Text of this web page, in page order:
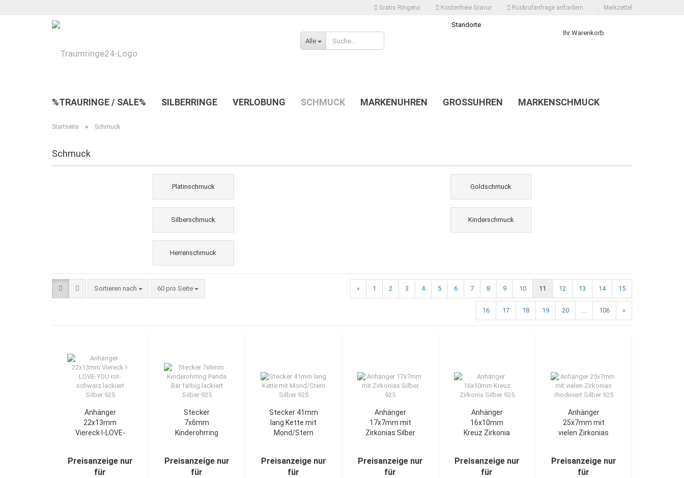
Gratis Ringetui Kostenfreie Gravur Rückrufanfrage anfordern Merkzettel
Alle
Standorte
Ihr Warenkorb
%TRAURINGE / SALE% SILBERRINGE VERLOBUNG SCHMUCK MARKENUHREN GROSSUHREN
MARKENSCHMUCK
Startseite » Schmuck
Schmuck
Platinschmuck Goldschmuck
Silberschmuck Kinderschmuck
Herrenschmuck
Sortieren nach 60 pro Seite « 1 2 3 4 5 6 7 8 9 10 11 12 13 14 15
16 17 18 19 20 ... 106 »
Anhänger
22x13mm
Viereck I-LOVE-
lackiert Silber
925
Preisanzeige nur
für
Stecker
7x6mm
Kinderohrring
Silber 925
Preisanzeige nur
für
Stecker 41mm
lang Kette mit
Mond/Stern
Preisanzeige nur
für
Anhänger
17x7mm mit
Zirkonias Silber
Preisanzeige nur
für
Anhänger
16x10mm
Kreuz Zirkonia
Preisanzeige nur
für
Anhänger
25x7mm mit
vielen Zirkonias
Preisanzeige nur
für